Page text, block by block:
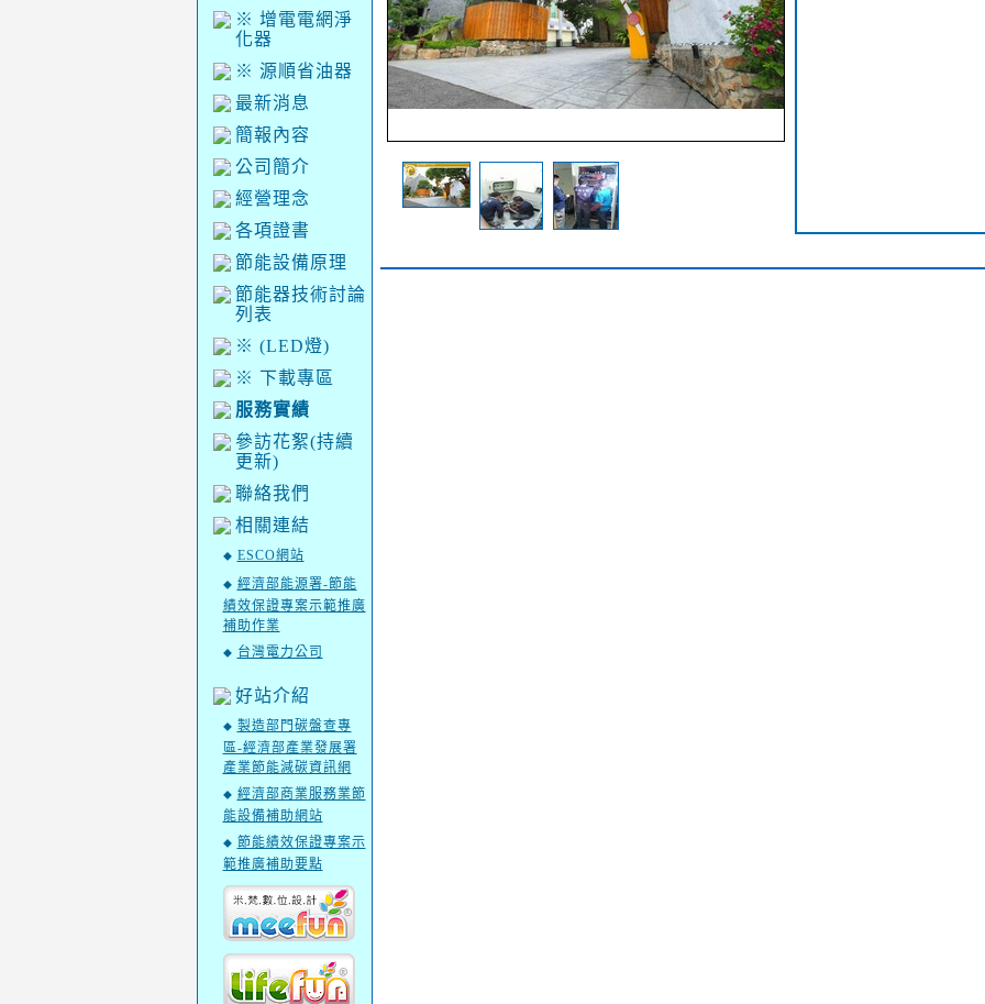
※ 增電電網淨
化器
※ 源順省油器
最新消息
簡報內容
公司簡介
經營理念
各項證書
節能設備原理
節能器技術討論
列表
※ (LED燈)
※ 下載專區
服務實績
參訪花絮(持續
更新)
聯絡我們
相關連結
◆ ESCO網站
◆ 經濟部能源署-節能
績效保證專案示範推廣
補助作業
◆ 台灣電力公司
好站介紹
◆ 製造部門碳盤查專
區-經濟部產業發展署
產業節能減碳資訊網
◆ 經濟部商業服務業節
能設備補助網站
◆ 節能績效保證專案示
範推廣補助要點